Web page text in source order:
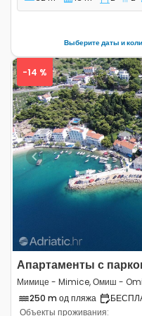
Выберите даты и
Previous
-14 %
Апартаменты с
Мимице - Mimice, Омиш -
250 m од пляжа
Объекты проживания: